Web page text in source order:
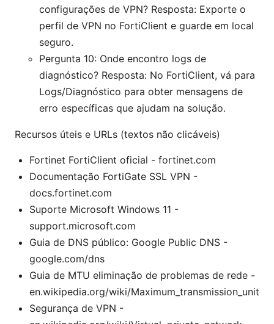
configurações de VPN? Resposta: Exporte o
perfil de VPN no FortiClient e guarde em local
seguro.
Pergunta 10: Onde encontro logs de
diagnóstico? Resposta: No FortiClient, vá para
Logs/Diagnóstico para obter mensagens de
erro específicas que ajudam na solução.
Recursos úteis e URLs (textos não clicáveis)
Fortinet FortiClient oficial - fortinet.com
Documentação FortiGate SSL VPN -
docs.fortinet.com
Suporte Microsoft Windows 11 -
support.microsoft.com
Guia de DNS público: Google Public DNS -
google.com/dns
Guia de MTU eliminação de problemas de rede -
en.wikipedia.org/wiki/Maximum_transmission_unit
Segurança de VPN -